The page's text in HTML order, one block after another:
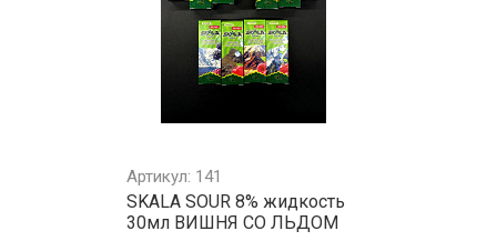
Артикул: 141
SKALA SOUR 8% жидкость
30мл ВИШНЯ СО ЛЬДОМ